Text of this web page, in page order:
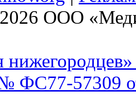
ООО
нижегородцев»
57309